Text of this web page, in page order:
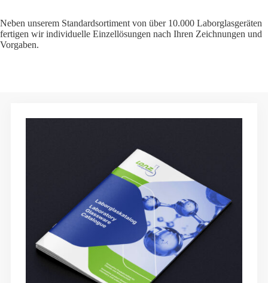
Neben unserem Standardsortiment von über 10.000 Laborglasgeräten
fertigen wir individuelle Einzellösungen nach Ihren Zeichnungen und
Vorgaben.